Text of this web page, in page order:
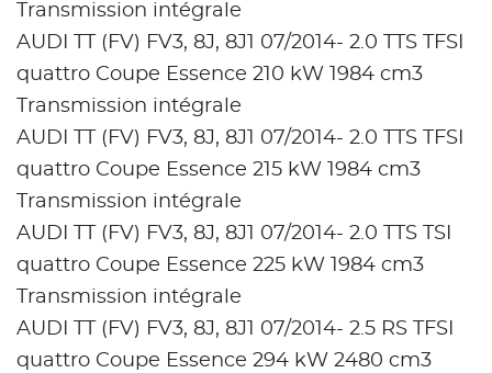
Transmission intégrale
AUDI TT (FV) FV3, 8J, 8J1 07/2014- 2.0 TTS TFSI
quattro Coupe Essence 210 kW 1984 cm3
Transmission intégrale
AUDI TT (FV) FV3, 8J, 8J1 07/2014- 2.0 TTS TFSI
quattro Coupe Essence 215 kW 1984 cm3
Transmission intégrale
AUDI TT (FV) FV3, 8J, 8J1 07/2014- 2.0 TTS TSI
quattro Coupe Essence 225 kW 1984 cm3
Transmission intégrale
AUDI TT (FV) FV3, 8J, 8J1 07/2014- 2.5 RS TFSI
quattro Coupe Essence 294 kW 2480 cm3